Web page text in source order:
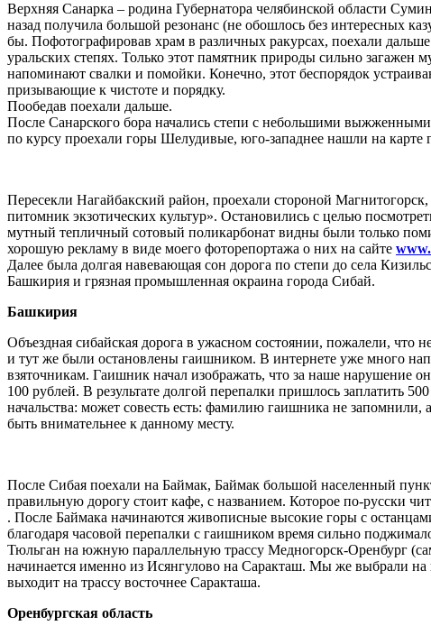
Верхняя Санарка – родина Губернатора челябинской области
назад получила большой резонанс (не обошлось без интересных
бы. Пофотографировав храм в различных ракурсах, поехали
уральских степях. Только этот памятник природы сильно
напоминают свалки и помойки. Конечно, этот беспорядок
призывающие к чистоте и порядку.
Пообедав поехали дальше.
После Санарского бора начались степи с небольшими
по курсу проехали горы Шелудивые, юго-западнее нашли на
Пересекли Нагайбакский район, проехали стороной
питомник экзотических культур». Остановились с целью
мутный тепличный сотовый поликарбонат видны были только
хорошую рекламу в виде моего фоторепортажа о них на сайте
Далее была долгая навевающая сон дорога по степи до села
Башкирия и грязная промышленная окраина города Сибай.
Башкирия
Объездная сибайская дорога в ужасном состоянии, пожалели,
и тут же были остановлены гаишником. В интернете уже много
взяточникам. Гаишник начал изображать, что за наше нарушение
100 рублей. В результате долгой перепалки пришлось заплатить
начальства: может совесть есть: фамилию гаишника не
быть внимательнее к данному месту.
После Сибая поехали на Баймак, Баймак большой населенный
правильную дорогу стоит кафе, с названием. Которое по-русски
. После Баймака начинаются живописные высокие горы с
благодаря часовой перепалки с гаишником время сильно
Тюльган на южную параллельную трассу Медногорск-Оренбург
начинается именно из Исянгулово на Саракташ. Мы же выбрали на
выходит на трассу восточнее Саракташа.
Оренбургская область